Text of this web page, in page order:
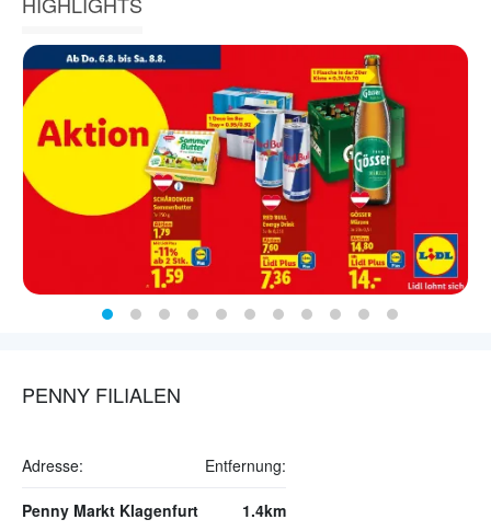
PENNY FILIALEN
Adresse: Entfernung:
Penny Markt Klagenfurt 1.4km